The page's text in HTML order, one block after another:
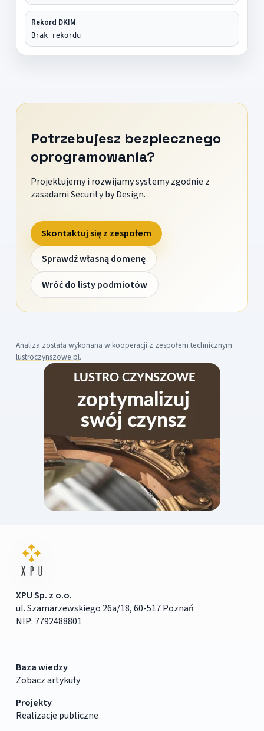
Rekord DKIM
Brak rekordu
Potrzebujesz bezpiecznego
oprogramowania?
Projektujemy i rozwijamy systemy zgodnie z
zasadami Security by Design.
Skontaktuj się z zespołem
Sprawdź własną domenę
Wróć do listy podmiotów
Analiza została wykonana w kooperacji z zespołem technicznym
lustroczynszowe.pl.
XPU Sp. z o.o.
ul. Szamarzewskiego 26a/18, 60-517 Poznań
NIP: 7792488801
Baza wiedzy
Zobacz artykuły
Projekty
Realizacje publiczne